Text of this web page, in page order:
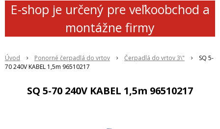
E-shop je určený pre veľkoobchod a
montážne firmy
Úvod Ponorné čerpadlá do vrtov Čerpadlá do vrtov 3\"
SQ 5-
70 240V KABEL 1,5m 96510217
SQ 5-70 240V KABEL 1,5m 96510217